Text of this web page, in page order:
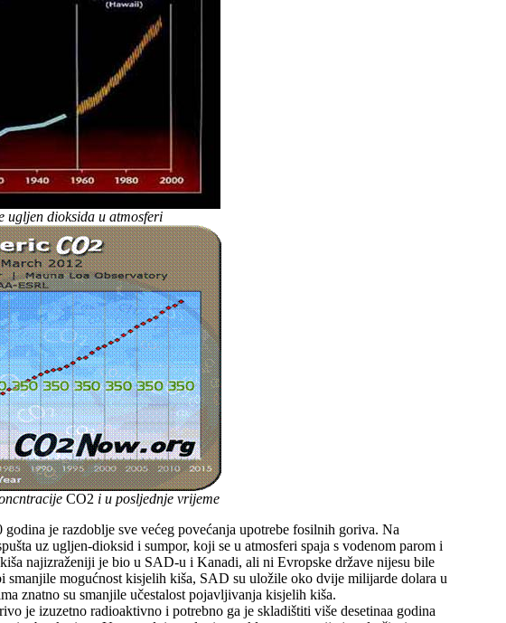
ugljen dioksida u atmosferi
CO2 i u posljednje vrijeme
je razdoblje sve većeg povećanja upotrebe fosilnih goriva. Na
uz ugljen-dioksid i sumpor, koji se u atmosferi spaja s vodenom parom i
najizraženiji je bio u SAD-u i Kanadi, ali ni Evropske države nijesu bile
mogućnost kisjelih kiša, SAD su uložile oko dvije milijarde dolara u
znatno su smanjile učestalost pojavljivanja kisjelih kiša.
je izuzetno radioaktivno i potrebno ga je skladištiti više desetinaa godina